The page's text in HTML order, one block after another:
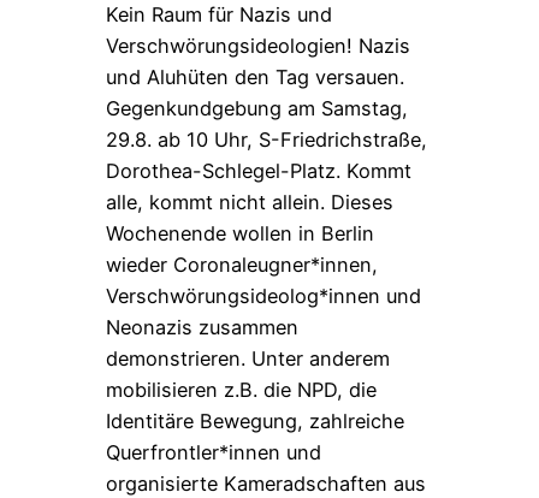
Kein Raum für Nazis und
Verschwörungsideologien! Nazis
und Aluhüten den Tag versauen.
Gegenkundgebung am Samstag,
29.8. ab 10 Uhr, S-Friedrichstraße,
Dorothea-Schlegel-Platz. Kommt
alle, kommt nicht allein. Dieses
Wochenende wollen in Berlin
wieder Coronaleugner*innen,
Verschwörungsideolog*innen und
Neonazis zusammen
demonstrieren. Unter anderem
mobilisieren z.B. die NPD, die
Identitäre Bewegung, zahlreiche
Querfrontler*innen und
organisierte Kameradschaften aus